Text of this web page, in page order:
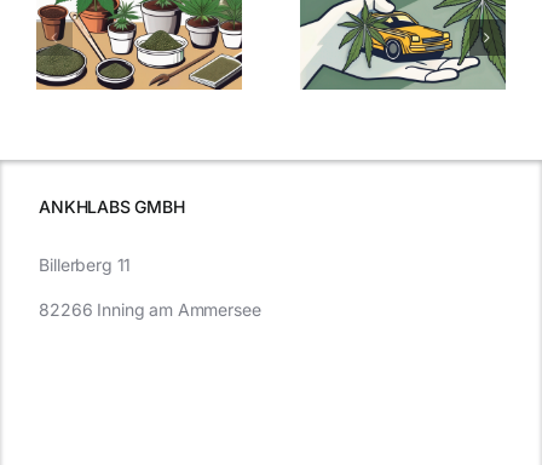
Regelung:
Was Sie über
Cannabis und
müssen
Cannabis
Samen
kaufen: Alles
was Sie
ANKHLABS GMBH
Billerberg 11
82266 Inning am Ammersee